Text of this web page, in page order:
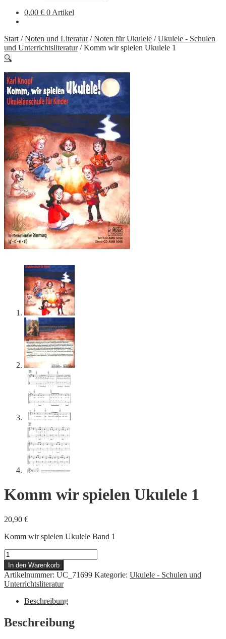
0,00 € 0 Artikel
Start /Noten und Literatur/Noten für Ukulele /Ukulele - Schulen
und Unterrichtsliteratur/Komm wir spielen Ukulele 1
🔍
Komm wir spielen Ukulele 1
20,90 €
Komm wir spielen Ukulele Band 1
Komm
wir
spielen
Ukulele
1
Menge
In den Warenkorb
Artikelnummer: UC_71699 Kategorie: Ukulele - Schulen und
Unterrichtsliteratur
Beschreibung
Beschreibung